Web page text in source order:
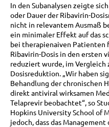
In den Subanalysen zeigte
oder Dauer der Ribavirin-
nicht in relevantem Ausmaß
ein minimaler Effekt auf das
bei therapienaiven Patienten
Ribavirin-Dosis in den ersten
reduziert wurde, im Vergleich
Dosisreduktion. „Wir haben
Behandlung der chronischen
direkt antiviral wirksamen
Telaprevir beobachtet“, so
Hopkins University School of
jedoch, dass das